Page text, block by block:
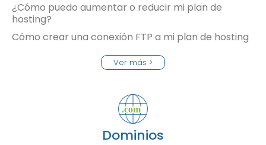
¿Cómo puedo aumentar o reducir mi plan de
hosting?
Cómo crear una conexión FTP a mi plan de hosting
Ver más >
Dominios